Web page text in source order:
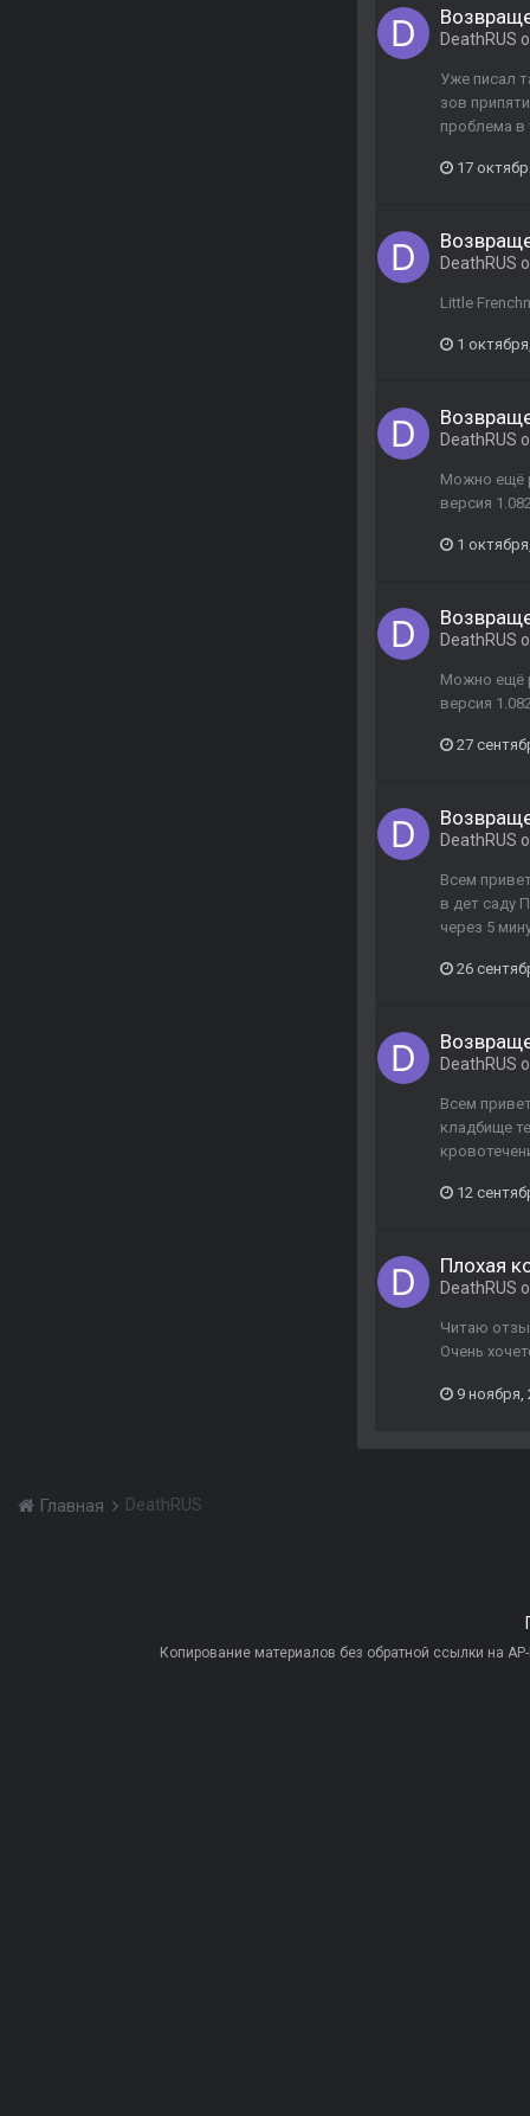
DeathRUS
Уже писал
зов
проблема в
17
DeathRUS
Little
1
DeathRUS
Можно ещё
версия
1
DeathRUS
Можно ещё
версия
27
DeathRUS
Всем
в дет саду
через 5
26
DeathRUS
Всем
кладбище
12
Плохая
DeathRUS
Читаю
Очень
9 ноября,
Главная DeathRUS
Копирование материалов без обратной ссылки на